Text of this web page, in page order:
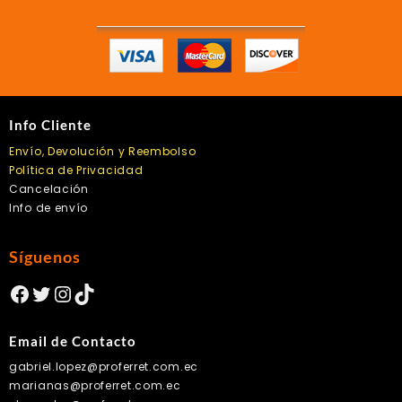
Info Cliente
Envío, Devolución y Reembolso
Política de Privacidad
Cancelación
Info de envío
Síguenos
Facebook
Twitter
Instagram
TikTok
Email de Contacto
gabriel.lopez@proferret.com.ec
marianas@proferret.com.ec